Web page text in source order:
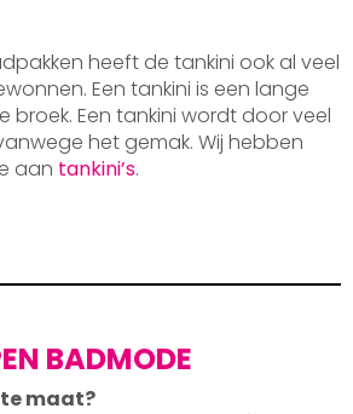
heeft de tankini ook al veel
Een tankini is een lange
Een tankini wordt door veel
het gemak. Wij hebben
aan tankini’s.
BADMODE
maat?